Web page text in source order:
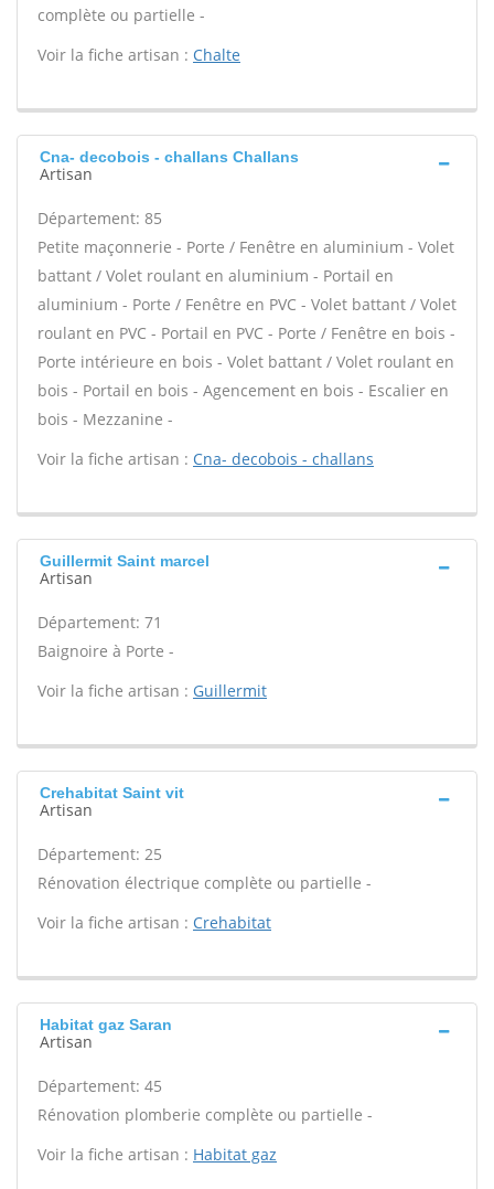
complète ou partielle -
Voir la fiche artisan : Chalte
Cna- decobois - challans Challans
Artisan
Département: 85
Petite maçonnerie - Porte / Fenêtre en aluminium - Volet
battant / Volet roulant en aluminium - Portail en
aluminium - Porte / Fenêtre en PVC - Volet battant / Volet
roulant en PVC - Portail en PVC - Porte / Fenêtre en bois -
Porte intérieure en bois - Volet battant / Volet roulant en
bois - Portail en bois - Agencement en bois - Escalier en
bois - Mezzanine -
Voir la fiche artisan : Cna- decobois - challans
Guillermit Saint marcel
Artisan
Département: 71
Baignoire à Porte -
Voir la fiche artisan : Guillermit
Crehabitat Saint vit
Artisan
Département: 25
Rénovation électrique complète ou partielle -
Voir la fiche artisan : Crehabitat
Habitat gaz Saran
Artisan
Département: 45
Rénovation plomberie complète ou partielle -
Voir la fiche artisan : Habitat gaz